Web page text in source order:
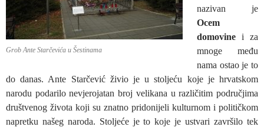
Grob Ante Starčevića u Šestinama
nazivan je
Ocem
domovine i za
mnoge među
nama ostao je to
do danas. Ante Starčević živio je u stoljeću koje je hrvatskom
narodu podarilo nevjerojatan broj velikana u različitim područjima
društvenog života koji su znatno pridonijeli kulturnom i političkom
napretku našeg naroda. Stoljeće je to koje je ustvari završilo tek